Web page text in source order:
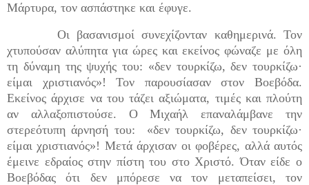
Μάρτυρα, τον ασπάστηκε και έφυγε.
Οι βασανισμοί συνεχίζονταν καθημερινά. Τον
χτυπούσαν αλύπητα για ώρες και εκείνος φώναζε με όλη
τη δύναμη της ψυχής του: «δεν τουρκίζω, δεν τουρκίζω·
είμαι χριστιανός»! Τον παρουσίασαν στον Βοεβόδα.
Εκείνος άρχισε να του τάζει αξιώματα, τιμές και πλούτη
αν αλλαξοπιστούσε. Ο Μιχαήλ επαναλάμβανε την
στερεότυπη άρνησή του: «δεν τουρκίζω, δεν τουρκίζω·
είμαι χριστιανός»! Μετά άρχισαν οι φοβέρες, αλλά αυτός
έμεινε εδραίος στην πίστη του στο Χριστό. Όταν είδε ο
Βοεβόδας ότι δεν μπόρεσε να τον μεταπείσει, τον